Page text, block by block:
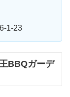
1-23
BBQガーデ